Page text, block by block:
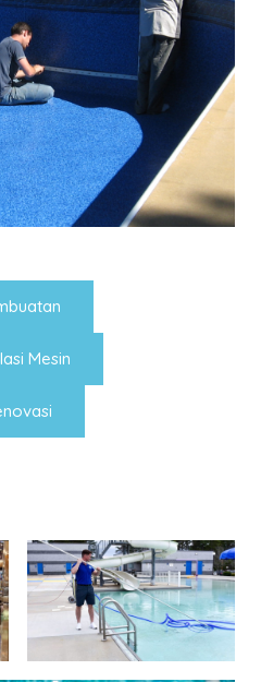
Mesin